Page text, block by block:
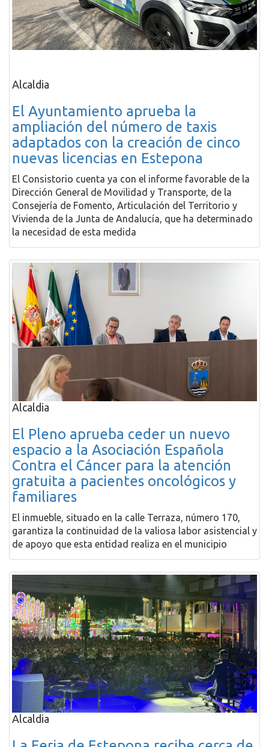
Alcaldia
El Ayuntamiento aprueba la
ampliación del número de taxis
adaptados con la creación de cinco
nuevas licencias en Estepona
El Consistorio cuenta ya con el informe favorable de la
Dirección General de Movilidad y Transporte, de la
Consejería de Fomento, Articulación del Territorio y
Vivienda de la Junta de Andalucía, que ha determinado
la necesidad de esta medida
Alcaldia
El Pleno aprueba ceder un nuevo
espacio a la Asociación Española
Contra el Cáncer para la atención
gratuita a pacientes oncológicos y
familiares
El inmueble, situado en la calle Terraza, número 170,
garantiza la continuidad de la valiosa labor asistencial y
de apoyo que esta entidad realiza en el municipio
Alcaldia